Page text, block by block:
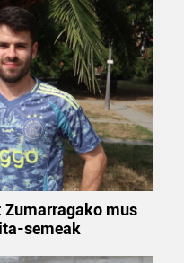
Zumarragako mus
semeak